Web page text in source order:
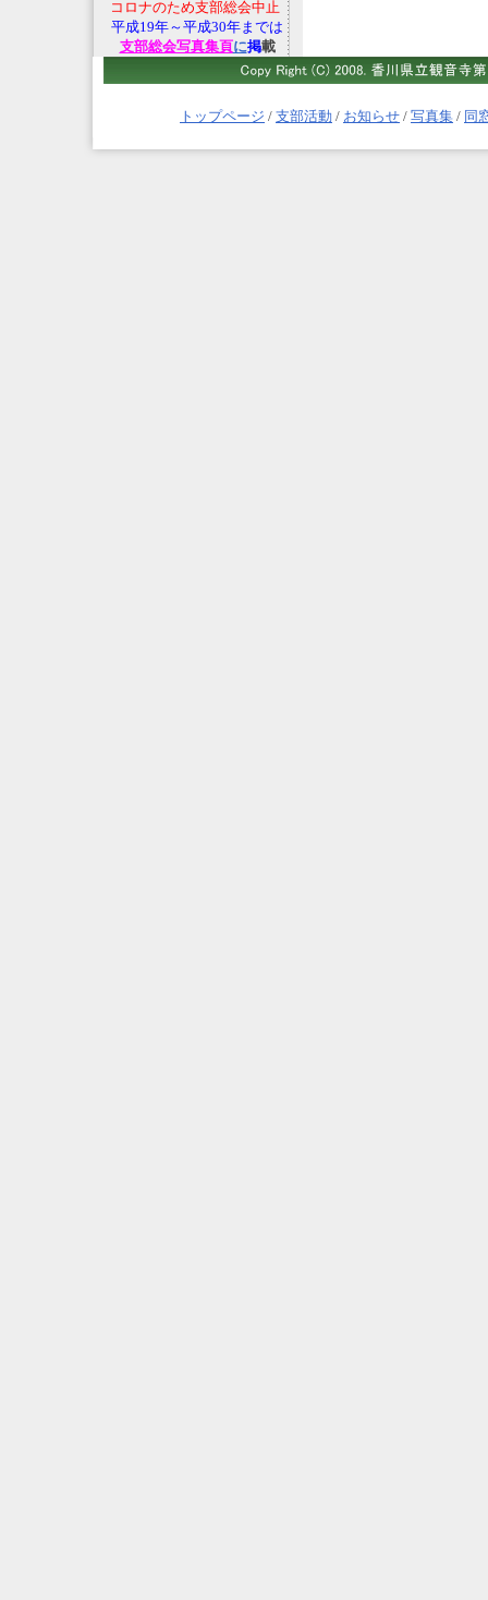
コロナのため支部総会中止
平成19年～平成30年までは
支部総会写真集頁に掲載
トップページ / 支部活動 / お知らせ / 写真集 / 同